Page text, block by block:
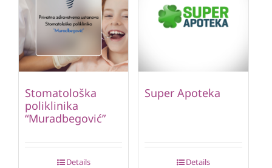
Stomatološka
poliklinika
“Muradbegović”
Details
Super Apoteka
Details